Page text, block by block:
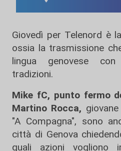
Giovedì per Telenord è
ossia la trasmissione
lingua genovese
tradizioni.
Mike fC, punto fermo
Martino Rocca,
"A Compagna", sono
città di Genova
quali azioni vogliono